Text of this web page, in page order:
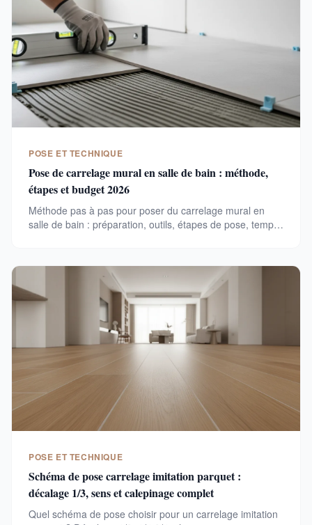
POSE ET TECHNIQUE
Pose de carrelage mural en salle de bain : méthode,
étapes et budget 2026
Méthode pas à pas pour poser du carrelage mural en
salle de bain : préparation, outils, étapes de pose, temps
POSE ET TECHNIQUE
Schéma de pose carrelage imitation parquet :
décalage 1/3, sens et calepinage complet
Quel schéma de pose choisir pour un carrelage imitation